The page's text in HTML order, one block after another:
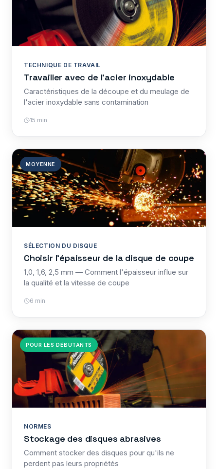
TECHNIQUE DE TRAVAIL
Travailler avec de l'acier inoxydable
Caractéristiques de la découpe et du meulage de
l'acier inoxydable sans contamination
15 min
MOYENNE
SÉLECTION DU DISQUE
Choisir l'épaisseur de la disque de coupe
1,0, 1,6, 2,5 mm — Comment l'épaisseur influe sur
la qualité et la vitesse de coupe
6 min
POUR LES DÉBUTANTS
NORMES
Stockage des disques abrasives
Comment stocker des disques pour qu'ils ne
perdent pas leurs propriétés